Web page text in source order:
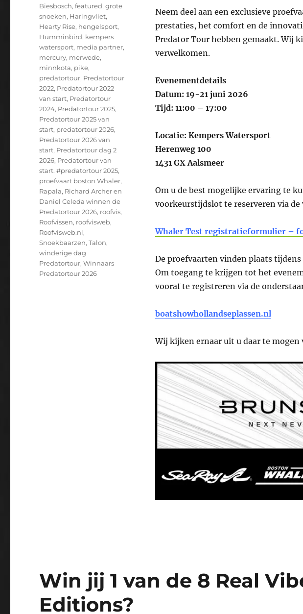
Neem deel aan een exclusieve
prestaties, het comfort en de
Predator Tour hebben gemaakt. Wij
verwelkomen.
Evenementdetails
Datum: 19-21 juni 2026
Tijd: 11:00 – 17:00
Locatie: Kempers Watersport
Herenweg 100
1431 GX Aalsmeer
Om u de best mogelijke ervaring te
voorkeurstijdslot te reserveren via
Whaler Test registratieformulier –
De proefvaarten vinden plaats tijdens
Om toegang te krijgen tot het
vooraf te registreren via de
boatshowhollandseplassen.nl
Wij kijken ernaar uit u daar te mogen
Biesbosch,featured,grote
snoeken, Haringvliet,
Hearty Rise, hengelsport,
Humminbird, kempers
watersport, media partner,
mercury, merwede,
minnkota, pike,
predatortour, Predatortour
2022, Predatortour 2022
van start, Predatortour
2024, Predatortour 2025,
Predatortour 2025 van
start, predatortour 2026,
Predatortour 2026 van
start, Predatortour dag 2
2026, Predatortour van
start. #predatortour 2025,
proefvaart boston Whaler,
Rapala, Richard Archer en
Daniel Celeda winnen de
Predatortour 2026, roofvis,
Roofvissen, roofvisweb,
Roofvisweb.nl,
Snoekbaarzen,Talon,
winderige dag
Predatortour,Winnaars
Predatortour 2026
Win jij 1 van de 8 Real
Editions?